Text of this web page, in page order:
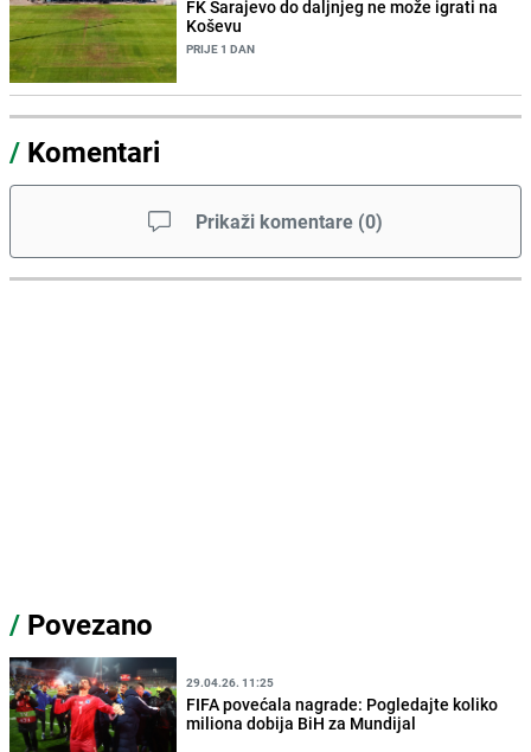
FK Sarajevo do daljnjeg ne može igrati na
Koševu
PRIJE 1 DAN
/ Komentari
Prikaži komentare (0)
/ Povezano
29.04.26. 11:25
FIFA povećala nagrade: Pogledajte koliko
miliona dobija BiH za Mundijal